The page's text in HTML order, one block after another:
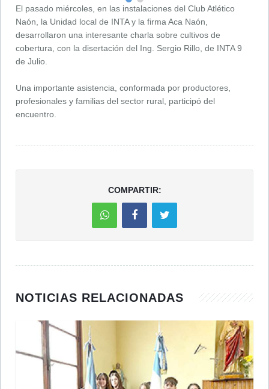
El pasado miércoles, en las instalaciones del Club Atlético
Naón, la Unidad local de INTA y la firma Aca Naón,
desarrollaron una interesante charla sobre cultivos de
cobertura, con la disertación del Ing. Sergio Rillo, de INTA 9
de Julio.
Una importante asistencia, conformada por productores,
profesionales y familias del sector rural, participó del
encuentro.
COMPARTIR:
NOTICIAS RELACIONADAS